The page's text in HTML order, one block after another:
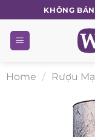
to
content
KHÔNG BÁN
Home / Rượu